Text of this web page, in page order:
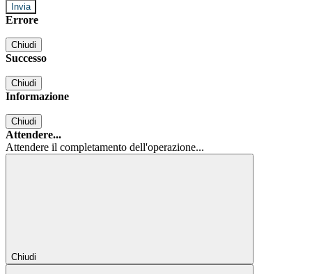
Errore
Chiudi
Successo
Chiudi
Informazione
Chiudi
Attendere...
Attendere il completamento dell'operazione...
Chiudi